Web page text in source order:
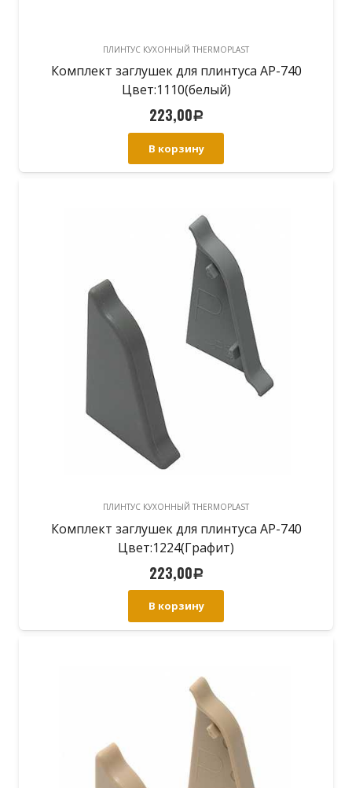
ПЛИНТУС КУХОННЫЙ THERMOPLAST
Комплект заглушек для плинтуса АР-740
Цвет:1110(белый)
223,00Р
В корзину
ПЛИНТУС КУХОННЫЙ THERMOPLAST
Комплект заглушек для плинтуса АР-740
Цвет:1224(Графит)
223,00Р
В корзину